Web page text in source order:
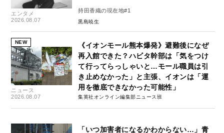
エンタメ
2026.08.07
持田香織の現在地#1
黒島暁生
NEW
ニュース
2026.08.07
《イオンモール熊本爆発》避難後になぜ
再入館できた？ハビタ幹部は「気をつけ
て行ってらっしゃいと…モール職員は引
き止めなかった」と主張、イオンは「運
用を徹底できなかった可能性」
集英社オンライン編集部ニュース班
「いつ加害者になるかわからない…」青